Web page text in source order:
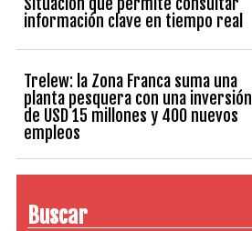
información clave en tiempo real
Trelew: la Zona Franca suma una
planta pesquera con una inversión
de USD 15 millones y 400 nuevos
empleos
Buscar